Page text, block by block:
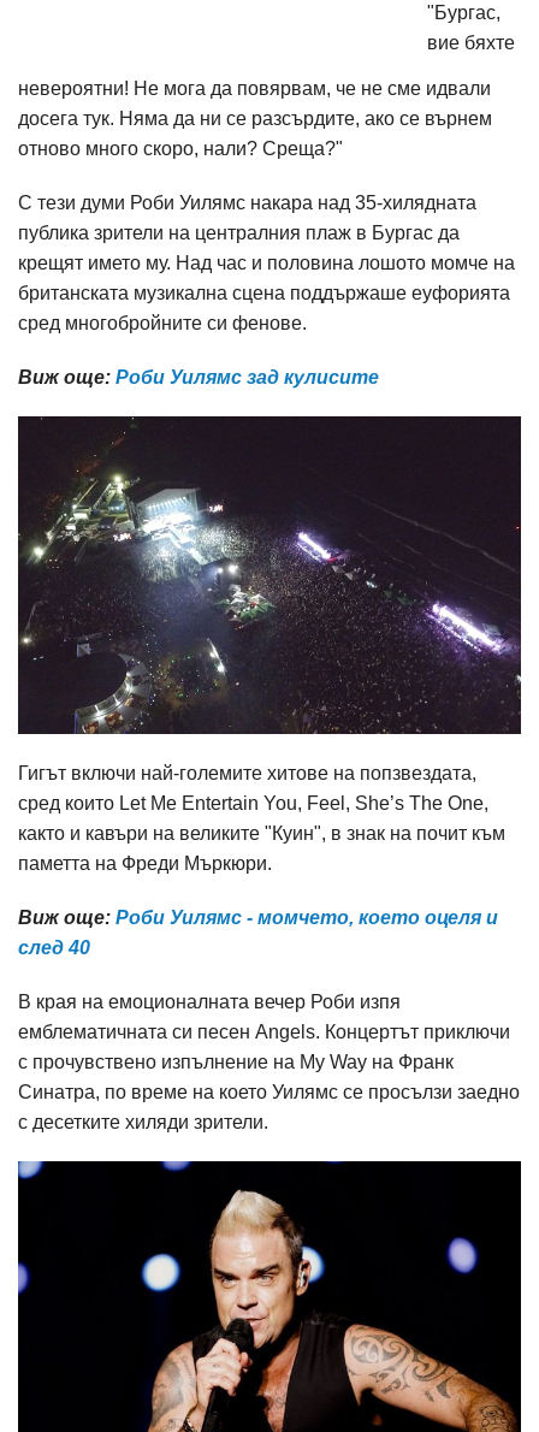
"Бургас,
вие бяхте
невероятни! Не мога да повярвам, че не сме идвали
досега тук. Няма да ни се разсърдите, ако се върнем
отново много скоро, нали? Среща?"
С тези думи Роби Уилямс накара над 35-хилядната
публика зрители на централния плаж в Бургас да
крещят името му. Над час и половина лошото момче на
британската музикална сцена поддържаше еуфорията
сред многобройните си фенове.
Виж още: Роби Уилямс зад кулисите
Гигът включи най-големите хитове на попзвездата,
сред които Let Me Entertain You, Feel, She’s The One,
както и кавъри на великите "Куин", в знак на почит към
паметта на Фреди Мъркюри.
Виж още: Роби Уилямс - момчето, което оцеля и
след 40
В края на емоционалната вечер Роби изпя
емблематичната си песен Angels. Концертът приключи
с прочувствено изпълнение на My Way на Франк
Синатра, по време на което Уилямс се просълзи заедно
с десетките хиляди зрители.